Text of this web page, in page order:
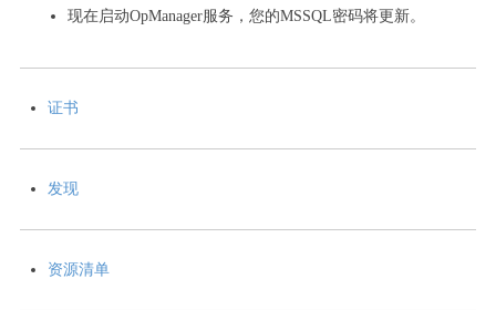
现在启动OpManager服务，您的MSSQL密码将更新。
证书
发现
资源清单